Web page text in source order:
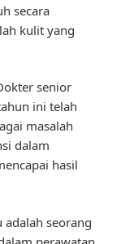
secara
kulit yang
senior
ini telah
masalah
dalam
hasil
adalah seorang